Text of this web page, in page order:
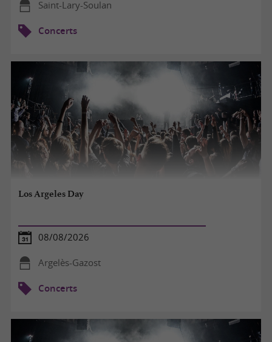
Saint-Lary-Soulan
Concerts
Los Argeles Day
08/08/2026
Argelès-Gazost
Concerts